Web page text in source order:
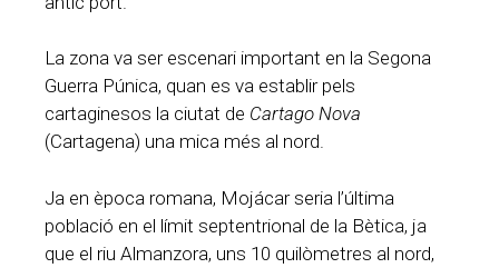
La zona va ser escenari important en la Segona
Guerra Púnica, quan es va establir pels
cartaginesos la ciutat de Cartago Nova
(Cartagena) una mica més al nord.
Ja en època romana, Mojácar seria l’última
població en el límit septentrional de la Bètica, ja
que el riu Almanzora, uns 10 quilòmetres al nord,